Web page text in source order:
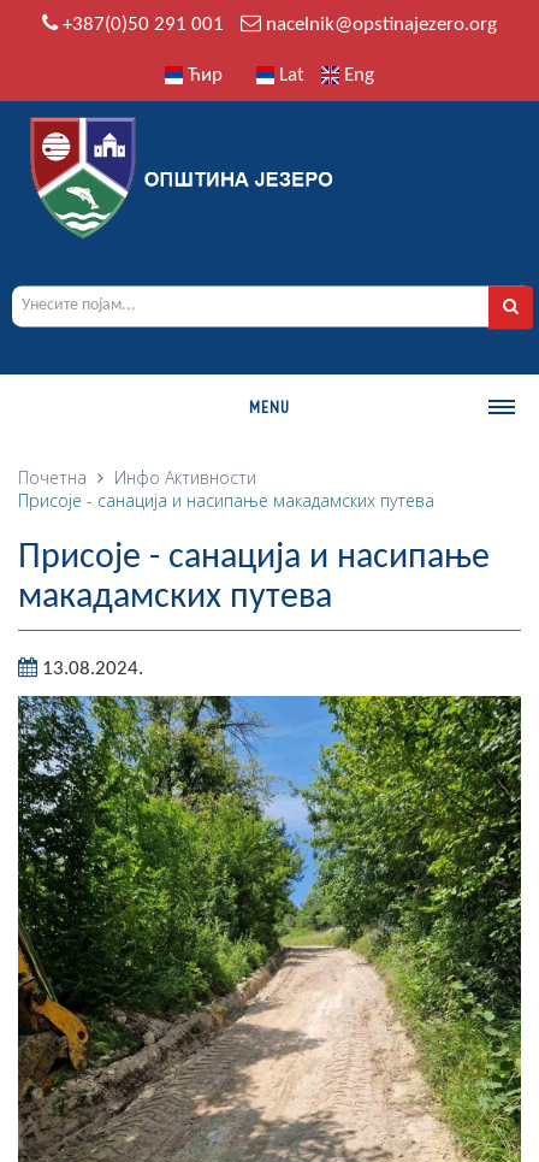
+387(0)50 291 001 nacelnik@opstinajezero.org
Ћир Lat Eng
MENU
О ОПШТИНИ
Историја
Географија
Насељена мјеста
Занимљивости
Фотогалерија
НАЧЕЛНИК
О Начелнику
Замјеник начелника
Извјештај о раду начелника
СКУПШТИНА
Статут Општине
Скупштинско вијеће општине језеро
Почетна Инфо Активности
Присоје - санација и насипање макадамских путева
Присоје - санација и насипање
макадамских путева
13.08.2024.